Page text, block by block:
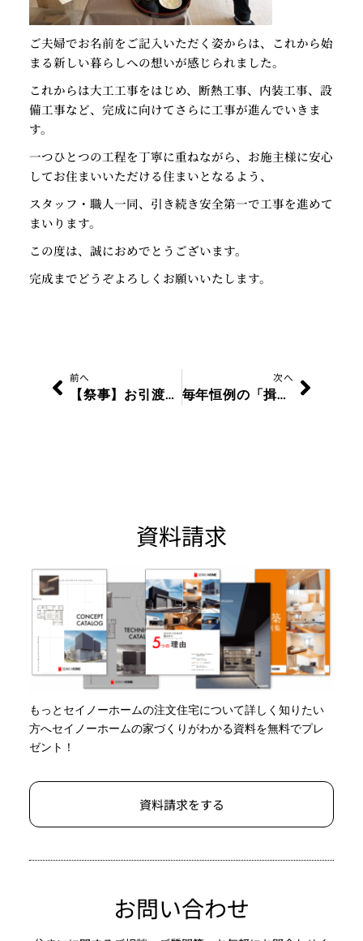
ご夫婦でお名前をご記入いただく姿からは、これから始
まる新しい暮らしへの想いが感じられました。
これからは大工工事をはじめ、断熱工事、内装工事、設
備工事など、完成に向けてさらに工事が進んでいきま
す。
一つひとつの工程を丁寧に重ねながら、お施主様に安心
してお住まいいただける住まいとなるよう、
スタッフ・職人一同、引き続き安全第一で工事を進めて
まいります。
この度は、誠におめでとうございます。
完成までどうぞよろしくお願いいたします。
前へ
【祭事】お引渡し～O様邸～
次へ
毎年恒例の「揖斐川流域クリーン大作戦」を開催しました！
資料請求
もっとセイノーホームの注文住宅について詳しく知りたい
方へセイノーホームの家づくりがわかる資料を無料でプレ
ゼント！
資料請求をする
お問い合わせ